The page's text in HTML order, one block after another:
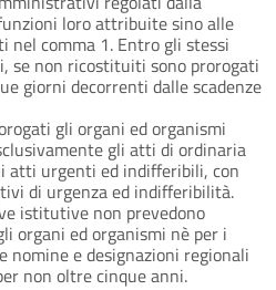
loro attribuite sino alle
nel comma 1. Entro gli stessi
se non ricostituiti sono prorogati
giorni decorrenti dalle scadenze
gli organi ed organismi
gli atti di ordinaria
atti urgenti ed indifferibili, con
di urgenza ed indifferibilità.
istitutive non prevedono
organi ed organismi nè per i
nomine e designazioni regionali
non oltre cinque anni.